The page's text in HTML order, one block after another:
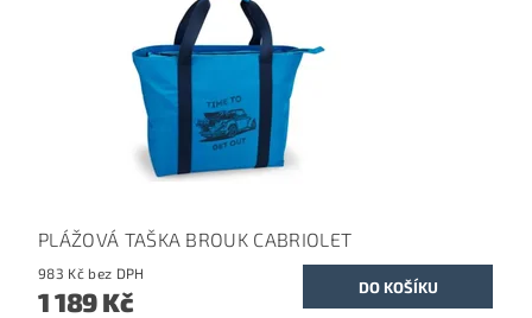
PLÁŽOVÁ TAŠKA BROUK CABRIOLET
983 Kč bez DPH
1 189 Kč